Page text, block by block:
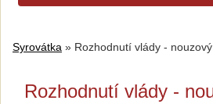
Syrovátka » Rozhodnutí vlády -
Rozhodnutí vlády -